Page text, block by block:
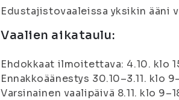
Edustajistovaaleissa yksikin ääni
Vaalien aikataulu:
Ehdokkaat ilmoitettava: 4.10. klo
Ennakkoäänestys 30.10–3.11. klo
Varsinainen vaalipäivä 8.11. klo